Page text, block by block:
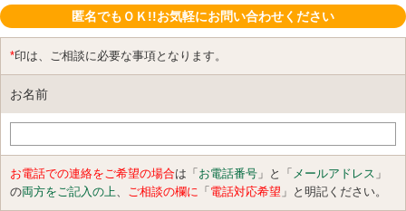
匿名でもＯＫ!!お気軽にお問い合わせください
*印は、ご相談に必要な事項となります。
お名前
お電話での連絡をご希望の場合は「 お電話番号 」と「 メールアドレス 」
の両方をご記入の上 ご相談の欄に 「 電話対応希望 」と明記ください。